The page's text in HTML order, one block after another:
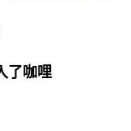
了咖哩